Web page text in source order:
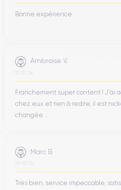
Bonne expérience
Ambroise V.
10/07/26
Franchement super content ! J'ai
chez eux et rien à redire, il est
changée ...
Marc B.
09/07/26
Très bien, service impeccable,